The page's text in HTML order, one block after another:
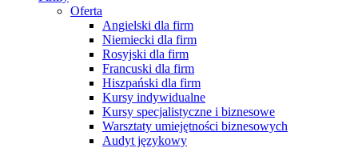
Oferta
Angielski dla firm
Niemiecki dla firm
Rosyjski dla firm
Francuski dla firm
Hiszpański dla firm
Kursy indywidualne
Kursy specjalistyczne i biznesowe
Warsztaty umiejętności biznesowych
Audyt językowy